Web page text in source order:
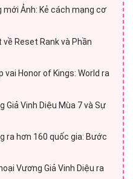
mới Ảnh: Kẻ cách mạng cơ
Reset Rank và Phần
Honor of Kings: World ra
Giả Vinh Diệu Mùa 7 và Sự
ra hơn 160 quốc gia: Bước
Vương Giả Vinh Diệu ra